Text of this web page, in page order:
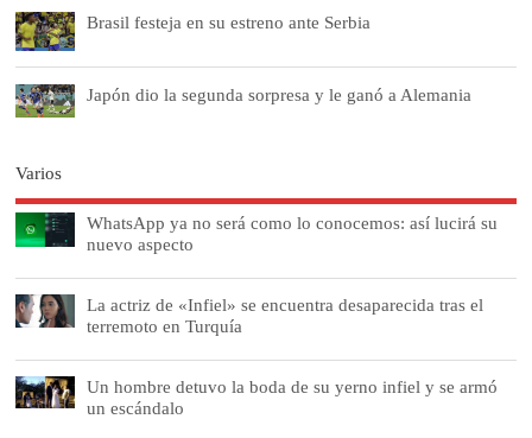
Brasil festeja en su estreno ante Serbia
Japón dio la segunda sorpresa y le ganó a Alemania
Varios
WhatsApp ya no será como lo conocemos: así lucirá su
nuevo aspecto
La actriz de «Infiel» se encuentra desaparecida tras el
terremoto en Turquía
Un hombre detuvo la boda de su yerno infiel y se armó
un escándalo